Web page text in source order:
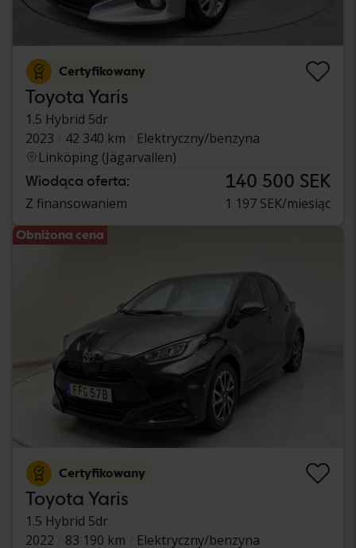
Certyfikowany
Toyota Yaris
1.5 Hybrid 5dr
2023
42 340 km
Elektryczny/benzyna
Linköping (Jägarvallen)
Wiodąca oferta: 140 500 SEK
Z finansowaniem 1 197 SEK/miesiąc
Obniżona cena
Certyfikowany
Toyota Yaris
1.5 Hybrid 5dr
2022
83 190 km
Elektryczny/benzyna